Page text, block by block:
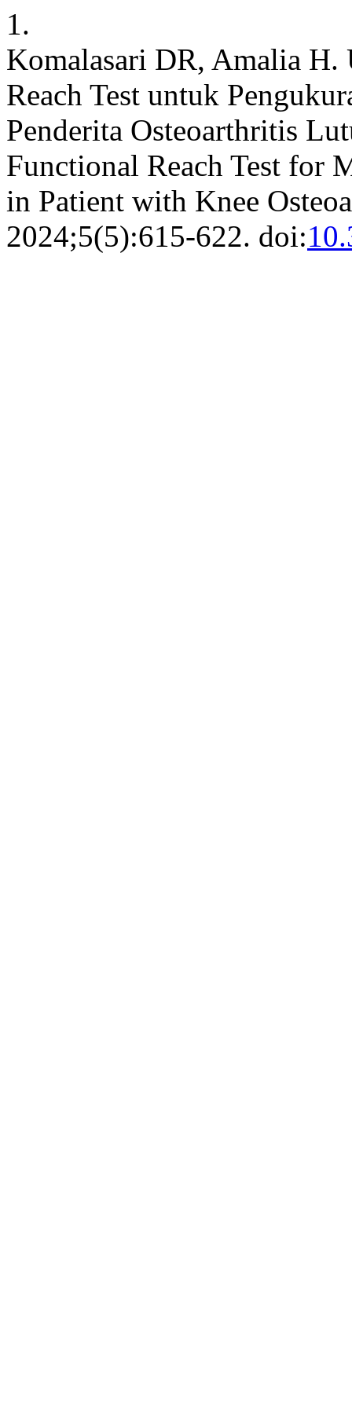
1.
Komalasari DR, Amalia
Reach Test untuk
Penderita Osteoarthritis
Functional Reach Test for
in Patient with Knee
2024;5(5):615-622. doi: